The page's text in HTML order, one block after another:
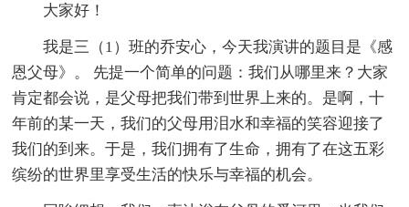
大家好！
我是三（1）班的乔安心，今天我演讲的题目是《感
恩父母》。 先提一个简单的问题：我们从哪里来？大家
肯定都会说，是父母把我们带到世界上来的。是啊，十
年前的某一天，我们的父母用泪水和幸福的笑容迎接了
我们的到来。于是，我们拥有了生命，拥有了在这五彩
缤纷的世界里享受生活的快乐与幸福的机会。